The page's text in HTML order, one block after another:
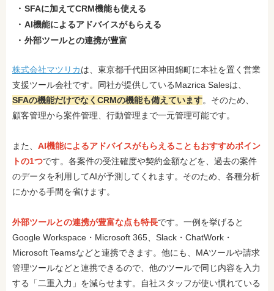
SFAに加えてCRM機能も使える
AI機能によるアドバイスがもらえる
外部ツールとの連携が豊富
株式会社マツリカは、東京都千代田区神田錦町に本社を置く営業
支援ツール会社です。同社が提供しているMazrica Salesは、
SFAの機能だけでなくCRMの機能も備えています。そのため、
顧客管理から案件管理、行動管理まで一元管理可能です。
また、 AI機能によるアドバイスがもらえることもおすすめポイン
トの1つです。各案件の受注確度や契約金額などを、過去の案件
のデータを利用してAIが予測してくれます。そのため、各種分析
にかかる手間を省けます。
外部ツールとの連携が豊富な点も特長です。一例を挙げると
Google Workspace・Microsoft 365、Slack・ChatWork・
Microsoft Teamsなどと連携できます。他にも、MAツールや請求
管理ツールなどと連携できるので、他のツールで同じ内容を入力
する「二重入力」を減らせます。自社スタッフが使い慣れている